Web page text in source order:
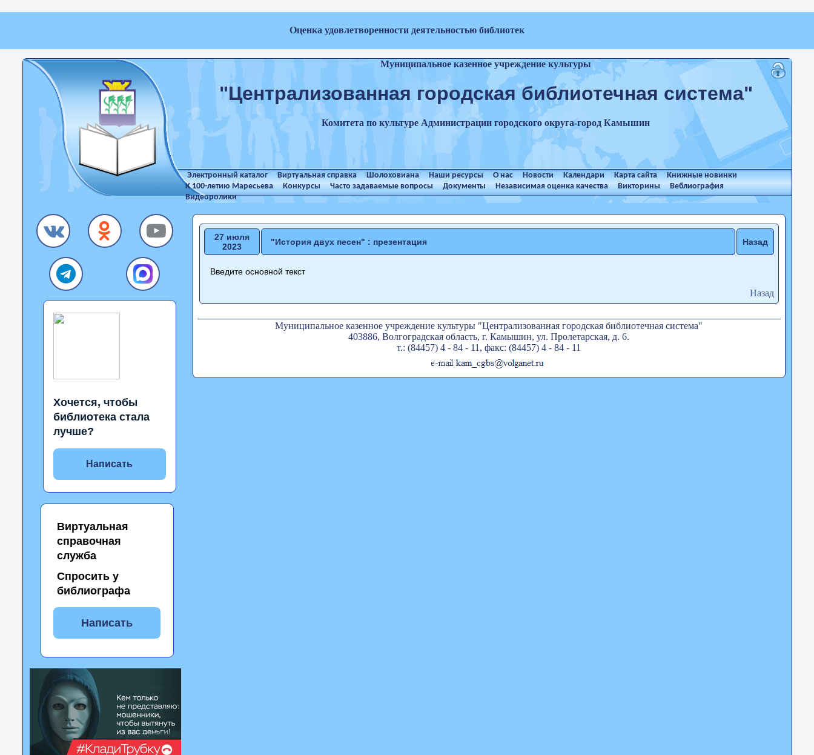
Оценка удовлетворенности деятельностью библиотек
Муниципальное казенное учреждение культуры
"Централизованная городская библиотечная система"
Комитета по культуре Администрации городского округа-город Камышин
Электронный каталог Виртуальная справка Шолоховиана Наши ресурсы О нас Новости Календари Карта сайта
Книжные новинки
К 100-летию Маресьева
Конкурсы Часто задаваемые вопросы Документы Независимая оценка качества Викторины
Веблиография
Видеоролики
Хочется, чтобы
библиотека стала
лучше?
Написать
Виртуальная
справочная
служба
Спросить у
библиографа
Написать
27 июля
2023
"История двух песен" : презентация Назад
Введите основной текст
Назад
Муниципальное казенное учреждение культуры "Централизованная городская библиотечная система"
403886, Волгоградская область, г. Камышин, ул. Пролетарская, д. 6.
т.: (84457) 4 - 84 - 11, факс: (84457) 4 - 84 - 11